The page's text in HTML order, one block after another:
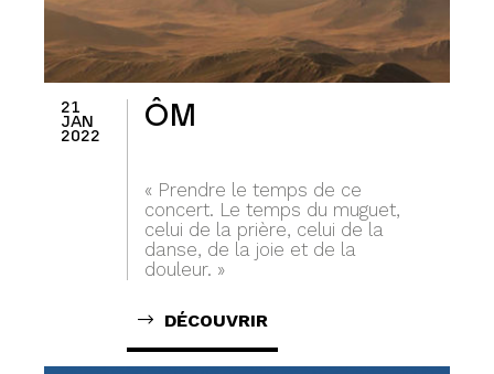
21
JAN
2022
ÔM
« Prendre le temps de ce
concert. Le temps du muguet,
celui de la prière, celui de la
danse, de la joie et de la
douleur. »
DÉCOUVRIR